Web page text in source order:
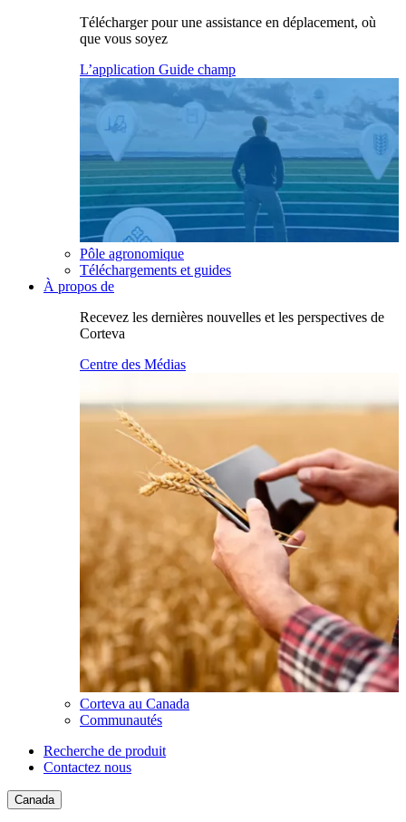
Télécharger pour une assistance en déplacement, où
que vous soyez
L’application Guide champ
Pôle agronomique
Téléchargements et guides
À propos de
Recevez les dernières nouvelles et les perspectives de
Corteva
Centre des Médias
Corteva au Canada
Communautés
Recherche de produit
Contactez nous
Canada